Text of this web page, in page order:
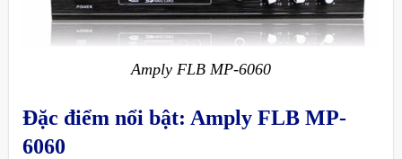
Amply FLB MP-6060
Đặc điểm nổi bật: Amply FLB MP-
6060